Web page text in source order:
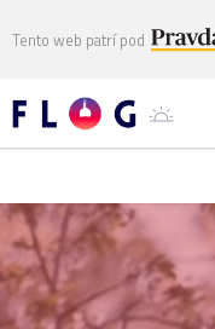
Tento web patrí pod